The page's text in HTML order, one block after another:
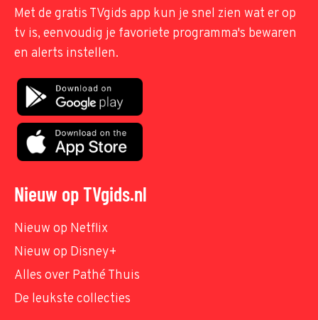
Met de gratis TVgids app kun je snel zien wat er op
tv is, eenvoudig je favoriete programma's bewaren
en alerts instellen.
Nieuw op TVgids.nl
Nieuw op Netflix
Nieuw op Disney+
Alles over Pathé Thuis
De leukste collecties